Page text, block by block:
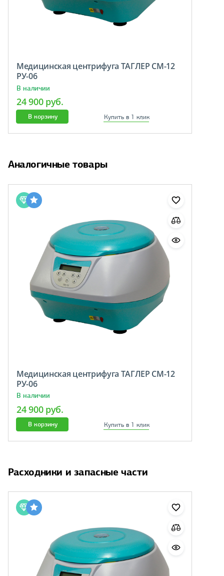
Медицинская центрифуга ТАГЛЕР СМ-12
РУ-06
В наличии
24 900 руб.
В корзину Купить в 1 клик
Аналогичные товары
Медицинская центрифуга ТАГЛЕР СМ-12
РУ-06
В наличии
24 900 руб.
В корзину Купить в 1 клик
Расходники и запасные части